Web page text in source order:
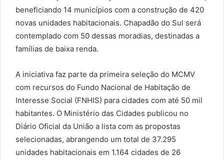
beneficiando 14 municípios com a construção de 420
novas unidades habitacionais. Chapadão do Sul será
contemplado com 50 dessas moradias, destinadas a
famílias de baixa renda.
A iniciativa faz parte da primeira seleção do MCMV
com recursos do Fundo Nacional de Habitação de
Interesse Social (FNHIS) para cidades com até 50 mil
habitantes. O Ministério das Cidades publicou no
Diário Oficial da União a lista com as propostas
selecionadas, abrangendo um total de 37.295
unidades habitacionais em 1.164 cidades de 26